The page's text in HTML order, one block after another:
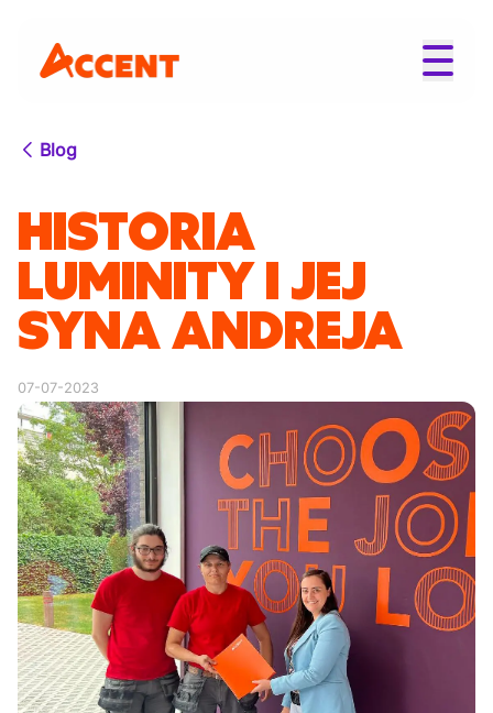
Blog
HISTORIA
LUMINITY I JEJ
SYNA ANDREJA
07-07-2023